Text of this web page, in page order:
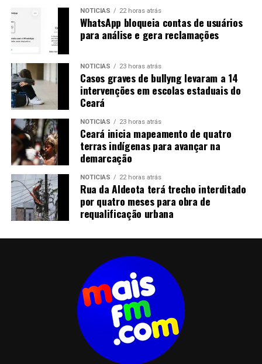
NOTICIAS 22 horas atrás
WhatsApp bloqueia contas de usuários
para análise e gera reclamações
NOTICIAS 23 horas atrás
Casos graves de bullyng levaram a 14
intervenções em escolas estaduais do
Ceará
NOTICIAS 23 horas atrás
Ceará inicia mapeamento de quatro
terras indígenas para avançar na
demarcação
NOTICIAS 22 horas atrás
Rua da Aldeota terá trecho interditado
por quatro meses para obra de
requalificação urbana